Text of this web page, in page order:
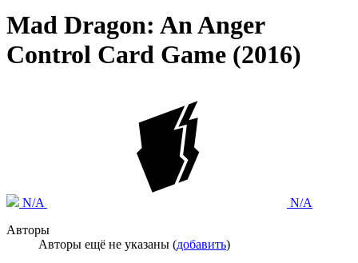
Mad Dragon: An Anger
Control Card Game (2016)
N/A
N/A
Авторы
Авторы ещё не указаны (добавить)